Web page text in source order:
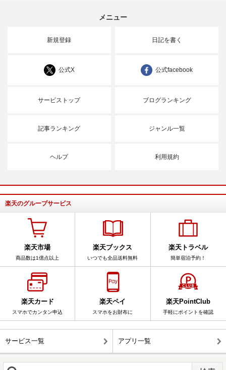
メニュー
新規登録 日記を書く
公式X 公式facebook
サービストップ ブログランキング
記事ランキング ジャンル一覧
ヘルプ 利用規約
楽天のグループサービス
楽天市場
商品数は1億点以上
楽天ブックス
いつでも全品送料無料
楽天トラベル
簡単宿泊予約！
楽天カード
スマホでカンタン申込
楽天ペイ
スマホをお財布に
楽天PointClub
手軽にポイントを確認
サービス一覧 アプリ一覧